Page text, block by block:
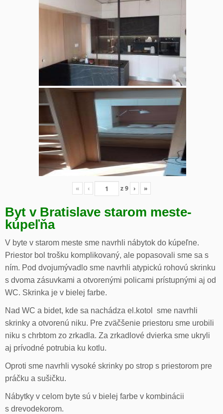
« ‹ z9 › »
Byt v Bratislave starom meste-
kúpeľňa
V byte v starom meste sme navrhli nábytok do kúpeľne.
Priestor bol trošku komplikovaný, ale popasovali sme sa s
ním. Pod dvojumývadlo sme navrhli atypickú rohovú skrinku
s dvoma zásuvkami a otvorenými policami prístupnými aj od
WC. Skrinka je v bielej farbe.
Nad WC a bidet, kde sa nachádza el.kotol sme navrhli
skrinky a otvorenú niku. Pre zväčšenie priestoru sme urobili
niku s chrbtom zo zrkadla. Za zrkadlové dvierka sme ukryli
aj prívodné potrubia ku kotlu.
Oproti sme navrhli vysoké skrinky po strop s priestorom pre
práčku a sušičku.
Nábytky v celom byte sú v bielej farbe v kombinácii
s drevodekorom.